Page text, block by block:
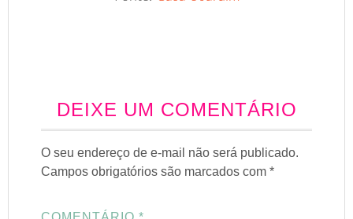
DEIXE UM COMENTÁRIO
O seu endereço de e-mail não será publicado.
Campos obrigatórios são marcados com*